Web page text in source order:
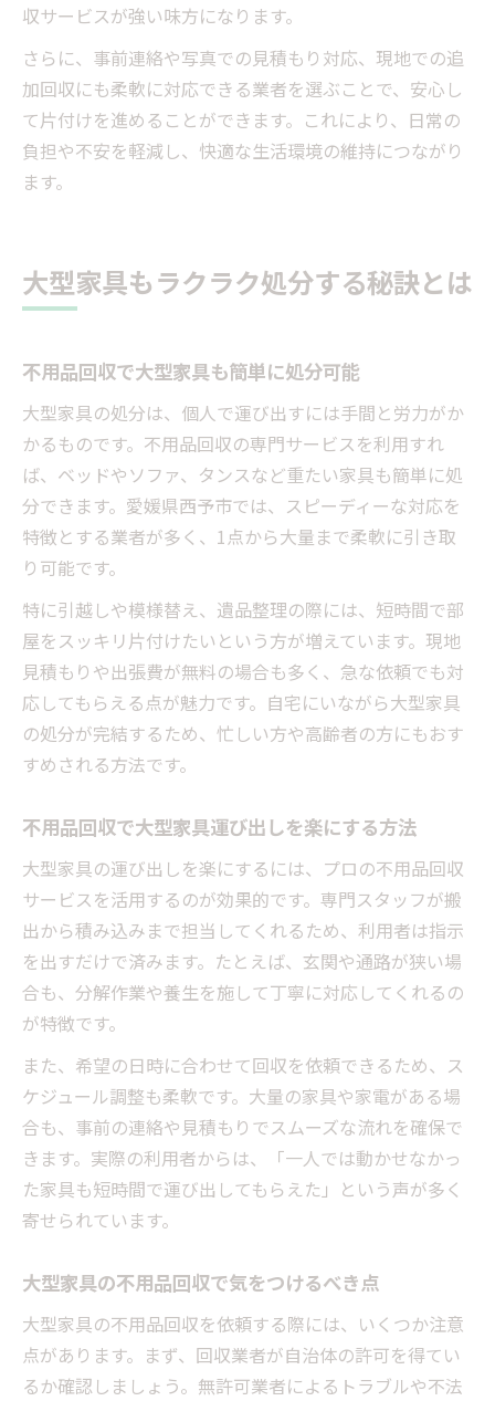
収サービスが強い味方になります。
さらに、事前連絡や写真での見積もり対応、現地での追
加回収にも柔軟に対応できる業者を選ぶことで、安心し
て片付けを進めることができます。これにより、日常の
負担や不安を軽減し、快適な生活環境の維持につながり
ます。
大型家具もラクラク処分する秘訣とは
不用品回収で大型家具も簡単に処分可能
大型家具の処分は、個人で運び出すには手間と労力がか
かるものです。不用品回収の専門サービスを利用すれ
ば、ベッドやソファ、タンスなど重たい家具も簡単に処
分できます。愛媛県西予市では、スピーディーな対応を
特徴とする業者が多く、1点から大量まで柔軟に引き取
り可能です。
特に引越しや模様替え、遺品整理の際には、短時間で部
屋をスッキリ片付けたいという方が増えています。現地
見積もりや出張費が無料の場合も多く、急な依頼でも対
応してもらえる点が魅力です。自宅にいながら大型家具
の処分が完結するため、忙しい方や高齢者の方にもおす
すめされる方法です。
不用品回収で大型家具運び出しを楽にする方法
大型家具の運び出しを楽にするには、プロの不用品回収
サービスを活用するのが効果的です。専門スタッフが搬
出から積み込みまで担当してくれるため、利用者は指示
を出すだけで済みます。たとえば、玄関や通路が狭い場
合も、分解作業や養生を施して丁寧に対応してくれるの
が特徴です。
また、希望の日時に合わせて回収を依頼できるため、ス
ケジュール調整も柔軟です。大量の家具や家電がある場
合も、事前の連絡や見積もりでスムーズな流れを確保で
きます。実際の利用者からは、「一人では動かせなかっ
た家具も短時間で運び出してもらえた」という声が多く
寄せられています。
大型家具の不用品回収で気をつけるべき点
大型家具の不用品回収を依頼する際には、いくつか注意
点があります。まず、回収業者が自治体の許可を得てい
るか確認しましょう。無許可業者によるトラブルや不法